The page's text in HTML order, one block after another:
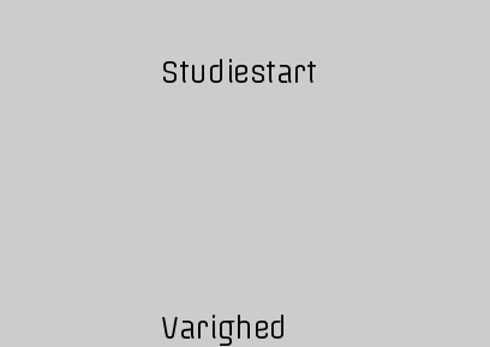
Studiestart
Varighed